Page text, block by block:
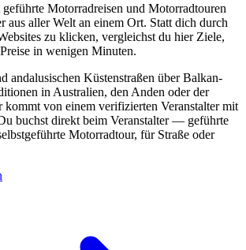
Motorradreisen und Motorradtouren
aus aller Welt an einem Ort. Statt dich durch
zu klicken, vergleichst du hier Ziele,
in wenigen Minuten.
andalusischen Küstenstraßen über Balkan-
in Australien, den Anden oder der
kommt von einem verifizierten Veranstalter mit
buchst direkt beim Veranstalter — geführte
Motorradtour, für Straße oder